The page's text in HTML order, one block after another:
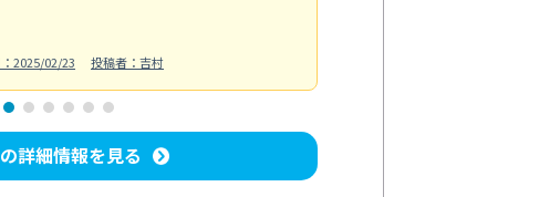
2025/02/23 投稿者：吉村
詳細情報を見る